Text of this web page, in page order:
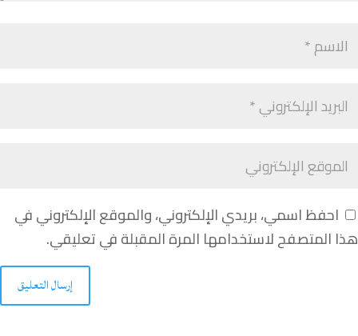
احفظ اسمي، بريدي الإلكتروني، والموقع الإلكتروني في
هذا المتصفح لاستخدامها المرة المقبلة في تعليقي.
إرسال التعليق